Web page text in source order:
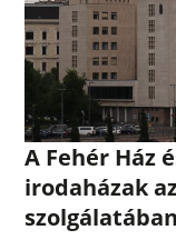
A Fehér Ház
irodaházak
szolgálatában